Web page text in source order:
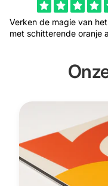
Verken de magie van
met schitterende oranje